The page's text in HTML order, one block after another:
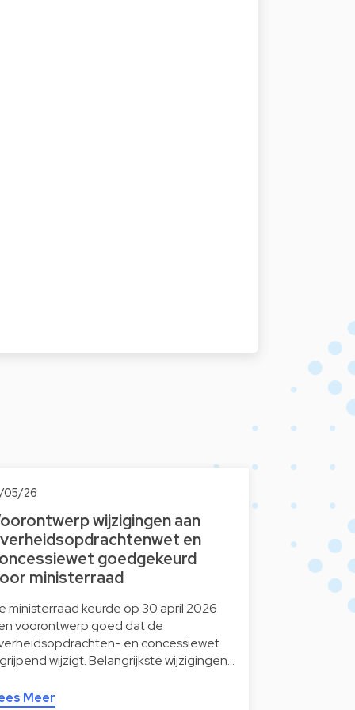
05/26
wijzigingen aan
en
goedgekeurd
ministerraad
ministerraad keurde op 30 april 2026
voorontwerp goed dat de
en concessiewet
wijzigt. Belangrijkste wijzigingen…
Meer